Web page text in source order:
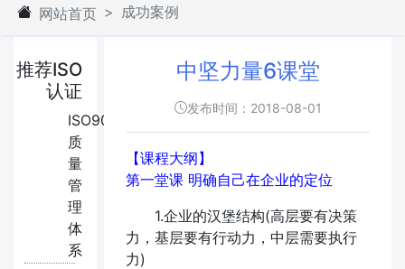
网站首页 成功案例
推荐ISO
认证
ISO9001:2015
质
量
管
理
体
系
中坚力量6课堂
发布时间：2018-08-01
【课程大纲】
第一堂课 明确自己在企业的定位
1.企业的汉堡结构(高层要有决策
力，基层要有行动力，中层需要执行
力)